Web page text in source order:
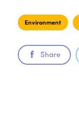
Environment
Share